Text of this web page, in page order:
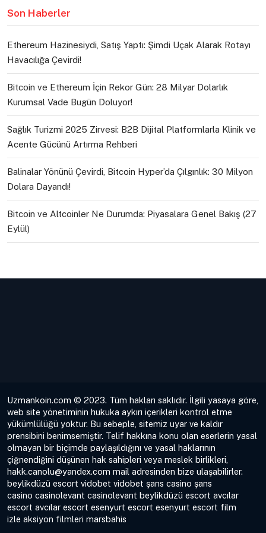
Son Haberler
Ethereum Hazinesiydi, Satış Yaptı: Şimdi Uçak Alarak Rotayı
Havacılığa Çevirdi!
Bitcoin ve Ethereum İçin Rekor Gün: 28 Milyar Dolarlık
Kurumsal Vade Bugün Doluyor!
Sağlık Turizmi 2025 Zirvesi: B2B Dijital Platformlarla Klinik ve
Acente Gücünü Artırma Rehberi
Balinalar Yönünü Çevirdi, Bitcoin Hyper’da Çılgınlık: 30 Milyon
Dolara Dayandı!
Bitcoin ve Altcoinler Ne Durumda: Piyasalara Genel Bakış (27
Eylül)
Uzmankoin.com © 2023. Tüm hakları saklıdır. İlgili yasaya göre,
web site yönetiminin hukuka aykırı içerikleri kontrol etme
yükümlülüğü yoktur. Bu sebeple, sitemiz uyar ve kaldır
prensibini benimsemiştir. Telif hakkına konu olan eserlerin yasal
olmayan bir biçimde paylaşıldığını ve yasal haklarının
çiğnendiğini düşünen hak sahipleri veya meslek birlikleri,
hakk.canolu@yandex.com mail adresinden bize ulaşabilirler.
beylikdüzü escort vidobet vidobet şans casino şans
casino casinolevant casinolevant beylikdüzü escort avcılar
escort avcılar escort esenyurt escort esenyurt escort film
izle aksiyon filmleri marsbahis